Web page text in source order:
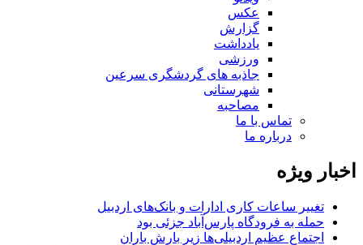
عکس
گزارش
یادداشت
ورزشی
جاذبه های گردشگری سرعین
شهرستانی
مصاحبه
تماس با ما
درباره ما
اخبار ویژه
تغییر ساعات کاری ادارات و بانک‌های اردبیل
حمله به فرودگاه پارس‌‌آباد جزئی بود
اجتماع عظیم اردبیلی‌ها زیر بارش باران